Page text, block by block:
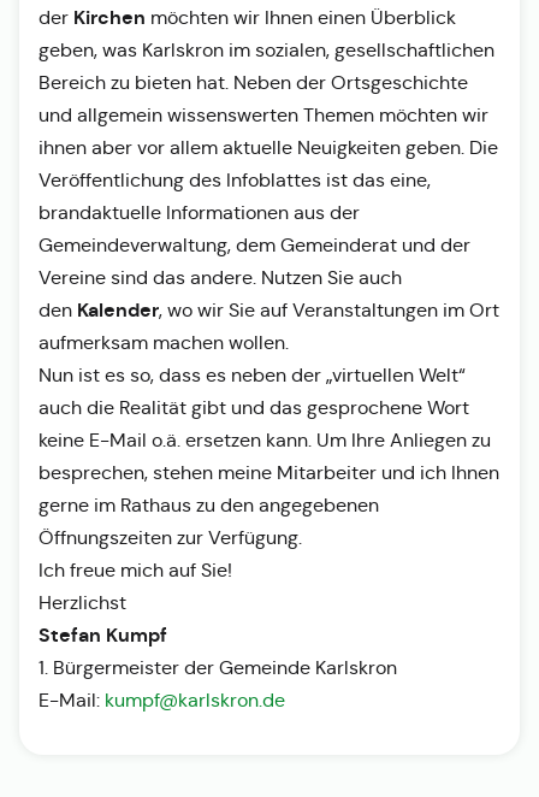
der Kirchen möchten wir Ihnen einen Überblick
geben, was Karlskron im sozialen, gesellschaftlichen
Bereich zu bieten hat. Neben der Ortsgeschichte
und allgemein wissenswerten Themen möchten wir
ihnen aber vor allem aktuelle Neuigkeiten geben. Die
Veröffentlichung des Infoblattes ist das eine,
brandaktuelle Informationen aus der
Gemeindeverwaltung, dem Gemeinderat und der
Vereine sind das andere. Nutzen Sie auch
den Kalender, wo wir Sie auf Veranstaltungen im Ort
aufmerksam machen wollen.
Nun ist es so, dass es neben der „virtuellen Welt“
auch die Realität gibt und das gesprochene Wort
keine E-Mail o.ä. ersetzen kann. Um Ihre Anliegen zu
besprechen, stehen meine Mitarbeiter und ich Ihnen
gerne im Rathaus zu den angegebenen
Öffnungszeiten zur Verfügung.
Ich freue mich auf Sie!
Herzlichst
Stefan Kumpf
1. Bürgermeister der Gemeinde Karlskron
E-Mail: kumpf@karlskron.de